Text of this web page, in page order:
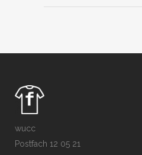
wucc
Postfach 12 05 21